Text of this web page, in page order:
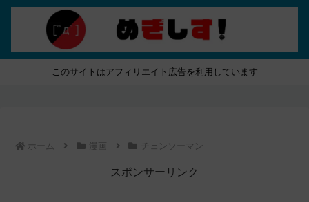
このサイトはアフィリエイト広告を利用しています
ホーム 漫画 チェンソーマン
スポンサーリンク